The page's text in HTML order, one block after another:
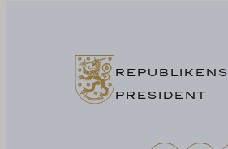
REPUBLIKENS
PRESIDENT